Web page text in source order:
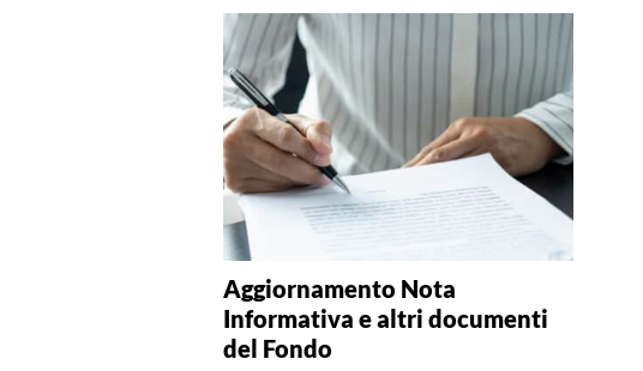
Aggiornamento Nota
Informativa e altri documenti
del Fondo